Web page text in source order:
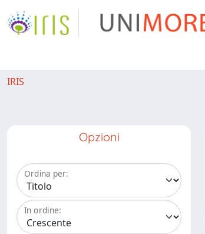
IRIS
Opzioni
Ordina per:
In ordine: